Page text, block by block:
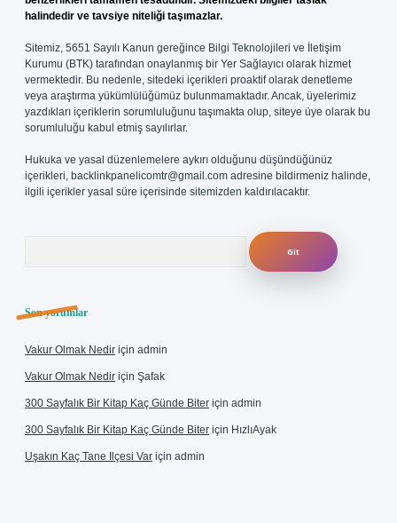
halindedir ve tavsiye niteliği taşımazlar.
Sitemiz, 5651 Sayılı Kanun gereğince Bilgi Teknolojileri ve İletişim
Kurumu (BTK) tarafından onaylanmış bir Yer Sağlayıcı olarak hizmet
vermektedir. Bu nedenle, sitedeki içerikleri proaktif olarak denetleme
veya araştırma yükümlülüğümüz bulunmamaktadır. Ancak, üyelerimiz
yazdıkları içeriklerin sorumluluğunu taşımakta olup, siteye üye olarak bu
sorumluluğu kabul etmiş sayılırlar.
Hukuka ve yasal düzenlemelere aykırı olduğunu düşündüğünüz
içerikleri, backlinkpanelicomtr@gmail.com adresine bildirmeniz halinde,
ilgili içerikler yasal süre içerisinde sitemizden kaldırılacaktır.
Son yorumlar
Vakur Olmak Nedir için admin
Vakur Olmak Nedir için Şafak
300 Sayfalık Bir Kitap Kaç Günde Biter için admin
300 Sayfalık Bir Kitap Kaç Günde Biter için HızlıAyak
Uşakın Kaç Tane Ilçesi Var için admin